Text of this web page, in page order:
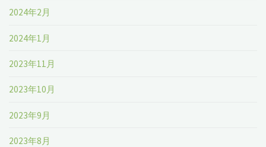
2024年2月
2024年1月
2023年11月
2023年10月
2023年9月
2023年8月